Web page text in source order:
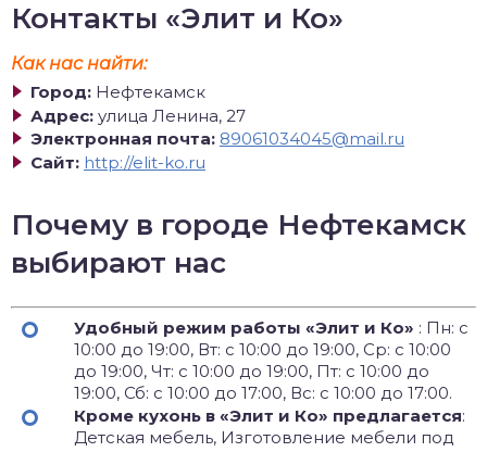
Контакты «Элит и Ко»
Как нас найти:
Город: Нефтекамск
Адрес: улица Ленина, 27
Электронная почта: 89061034045@mail.ru
Сайт: http://elit-ko.ru
Почему в городе Нефтекамск
выбирают нас
Удобный режим работы «Элит и Ко» : Пн: с
10:00 до 19:00, Вт: с 10:00 до 19:00, Ср: с 10:00
до 19:00, Чт: с 10:00 до 19:00, Пт: с 10:00 до
19:00, Сб: с 10:00 до 17:00, Вс: с 10:00 до 17:00.
Кроме кухонь в «Элит и Ко» предлагается:
Детская мебель, Изготовление мебели под